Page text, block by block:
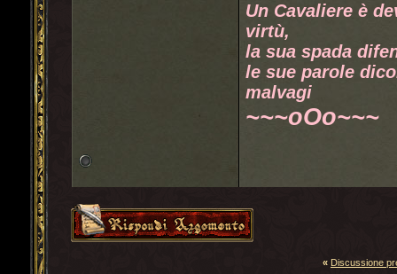
Un Cavaliere è
virtù,
la sua spada
le sue parole
malvagi
~~~oOo~~~
« Discussione